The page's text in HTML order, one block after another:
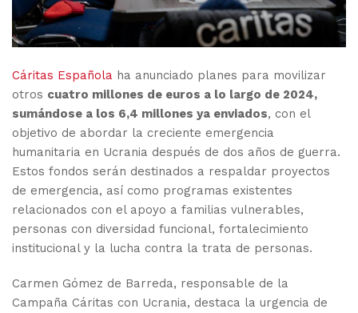
Cáritas Española ha anunciado planes para movilizar
otros cuatro millones de euros a lo largo de 2024,
sumándose a los 6,4 millones ya enviados, con el
objetivo de abordar la creciente emergencia
humanitaria en Ucrania después de dos años de guerra.
Estos fondos serán destinados a respaldar proyectos
de emergencia, así como programas existentes
relacionados con el apoyo a familias vulnerables,
personas con diversidad funcional, fortalecimiento
institucional y la lucha contra la trata de personas.
Carmen Gómez de Barreda, responsable de la
Campaña Cáritas con Ucrania, destaca la urgencia de